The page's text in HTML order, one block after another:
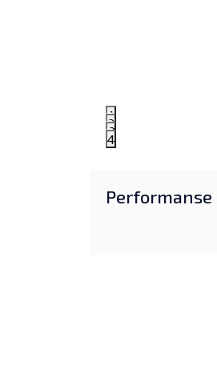
1
2
3
4
Performanse